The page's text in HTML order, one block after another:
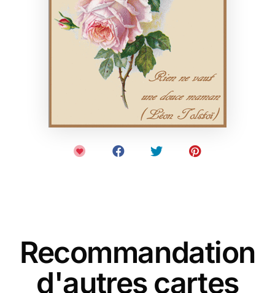
Recommandation
d'autres cartes